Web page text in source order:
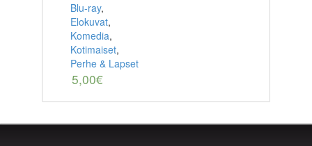
Blu-ray,
Elokuvat,
Komedia,
Kotimaiset,
Perhe & Lapset
5,00€